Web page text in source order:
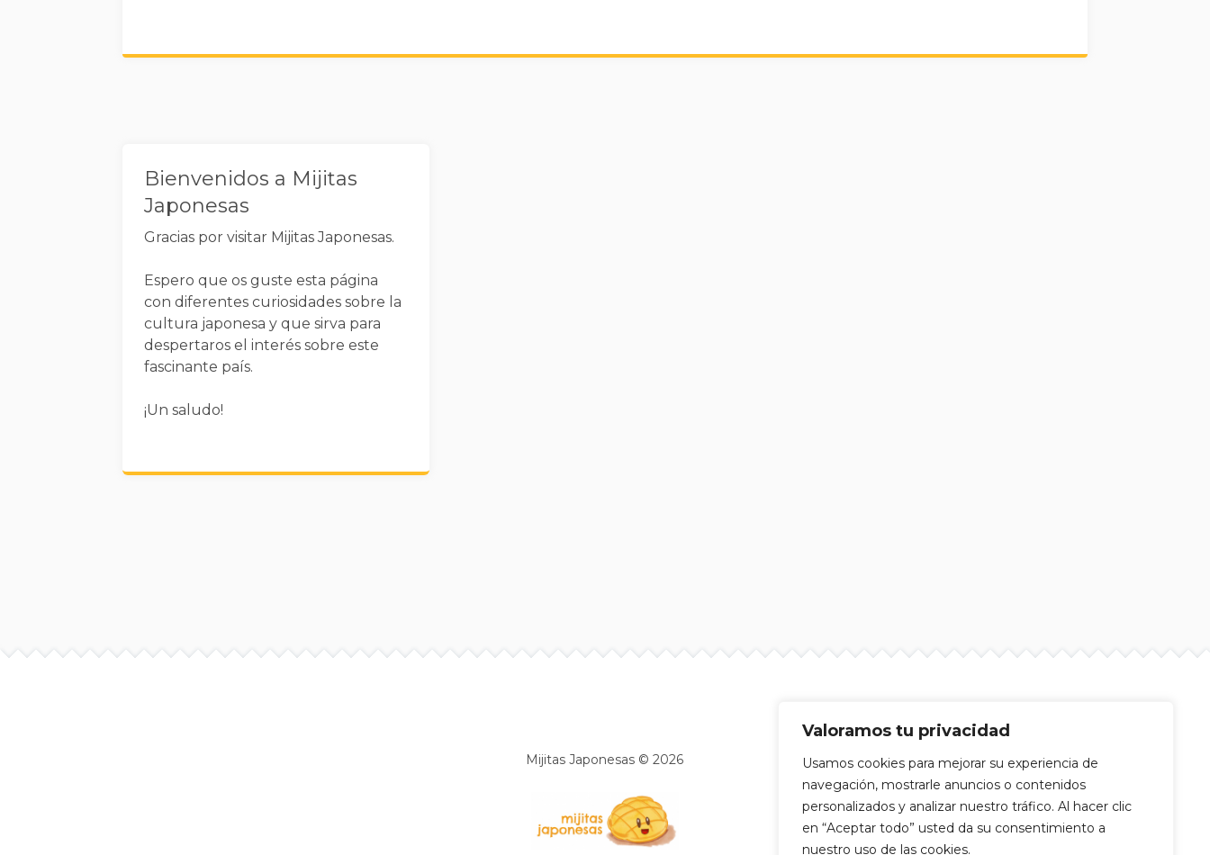
Valoramos tu privacidad
Usamos cookies para mejorar su experiencia de
navegación, mostrarle anuncios o contenidos
personalizados y analizar nuestro tráfico. Al hacer clic
en “Aceptar todo” usted da su consentimiento a
nuestro uso de las cookies.
Bienvenidos a Mijitas
Japonesas
Gracias por visitar Mijitas Japonesas.
Espero que os guste esta página
con diferentes curiosidades sobre la
cultura japonesa y que sirva para
despertaros el interés sobre este
fascinante país.
¡Un saludo!
Site infoMijitas Japonesas © 2026